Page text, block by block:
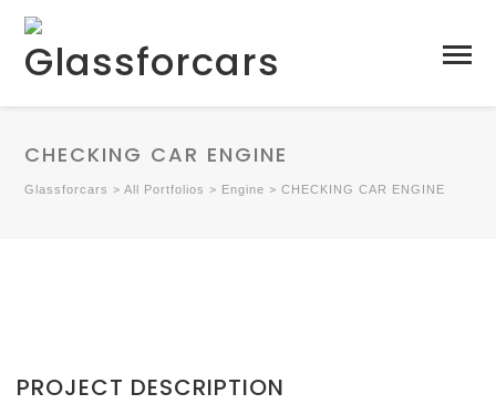
CHECKING CAR ENGINE
Glassforcars >All Portfolios > Engine >CHECKING CAR ENGINE
PROJECT DESCRIPTION